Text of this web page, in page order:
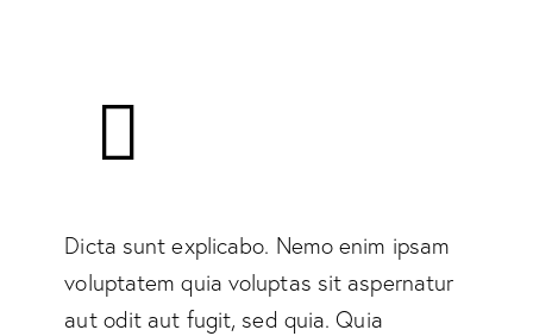
Dicta sunt explicabo. Nemo enim ipsam
voluptatem quia voluptas sit aspernatur
aut odit aut fugit, sed quia. Quia